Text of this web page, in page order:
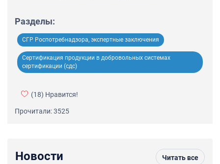
Разделы:
СГР Роспотребнадзора, экспертные заключения
Сертификация продукции в добровольных системах
сертификации (сдс)
(18) Нравится!
Прочитали: 3525
Новости Читать все